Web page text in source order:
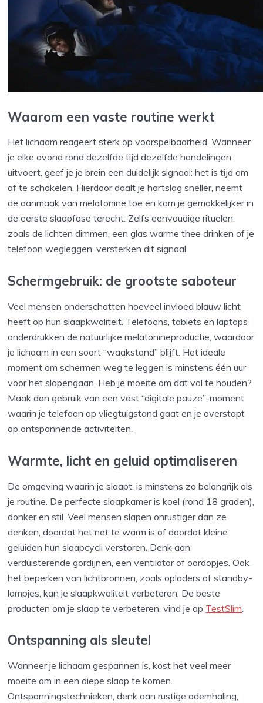
Waarom een vaste routine werkt
Het lichaam reageert sterk op voorspelbaarheid. Wanneer
je elke avond rond dezelfde tijd dezelfde handelingen
uitvoert, geef je je brein een duidelijk signaal: het is tijd om
af te schakelen. Hierdoor daalt je hartslag sneller, neemt
de aanmaak van melatonine toe en kom je gemakkelijker in
de eerste slaapfase terecht. Zelfs eenvoudige rituelen,
zoals de lichten dimmen, een glas warme thee drinken of je
telefoon wegleggen, versterken dit signaal.
Schermgebruik: de grootste saboteur
Veel mensen onderschatten hoeveel invloed blauw licht
heeft op hun slaapkwaliteit. Telefoons, tablets en laptops
onderdrukken de natuurlijke melatonineproductie, waardoor
je lichaam in een soort “waakstand” blijft. Het ideale
moment om schermen weg te leggen is minstens één uur
voor het slapengaan. Heb je moeite om dat vol te houden?
Maak dan gebruik van een vast “digitale pauze”-moment
waarin je telefoon op vliegtuigstand gaat en je overstapt
op ontspannende activiteiten.
Warmte, licht en geluid optimaliseren
De omgeving waarin je slaapt, is minstens zo belangrijk als
je routine. De perfecte slaapkamer is koel (rond 18 graden),
donker en stil. Veel mensen slapen onrustiger dan ze
denken, doordat het net te warm is of doordat kleine
geluiden hun slaapcycli verstoren. Denk aan
verduisterende gordijnen, een ventilator of oordopjes. Ook
het beperken van lichtbronnen, zoals opladers of standby-
lampjes, kan je slaapkwaliteit verbeteren. De beste
producten om je slaap te verbeteren, vind je op TestSlim
Ontspanning als sleutel
Wanneer je lichaam gespannen is, kost het veel meer
moeite om in een diepe slaap te komen.
Ontspanningstechnieken, denk aan rustige ademhaling,